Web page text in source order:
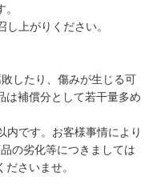
し上がりください。
したり、傷みが生じる可
は補償分として若干量多め
内です。お客様事情により
の劣化等につきましては
さいませ。